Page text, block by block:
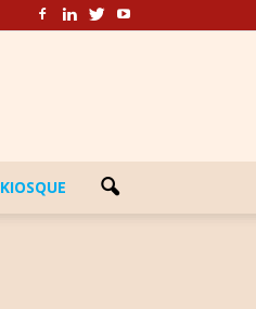
KIOSQUE